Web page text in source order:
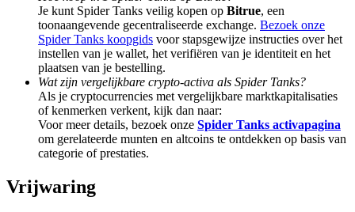
BTC Welcome Rewards
Deposit & Trade BTC to Share 25000 USDT prize pool!
Deposit CASHCAT & Win
Share 500000 CASHCAT prize pool
Je kunt Spider Tanks veilig kopen op Bitrue, een
toonaangevende gecentraliseerde exchange. Bezoek onze
Spider Tanks koopgids voor stapsgewijze instructies over het
instellen van je wallet, het verifiëren van je identiteit en het
plaatsen van je bestelling.
Wat zijn vergelijkbare crypto-activa als Spider Tanks?
Als je cryptocurrencies met vergelijkbare marktkapitalisaties
of kenmerken verkent, kijk dan naar:
Voor meer details, bezoek onze Spider Tanks activapagina
om gerelateerde munten en altcoins te ontdekken op basis van
categorie of prestaties.
Vrijwaring